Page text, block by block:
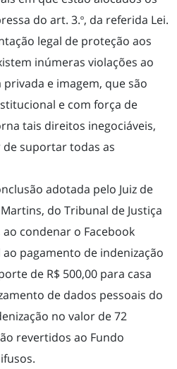
do art. 3.º, da referida Lei.
legal de proteção aos
inúmeras violações ao
e imagem, que são
e com força de
tais direitos inegociáveis,
suportar todas as
adotada pelo Juiz de
do Tribunal de Justiça
condenar o Facebook
pagamento de indenização
de R$ 500,00 para casa
de dados pessoais do
no valor de 72
revertidos ao Fundo